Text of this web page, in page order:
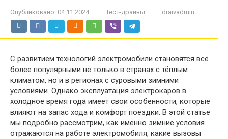
Опубликовано: 04.11.2024 Тест-драйвы draivadmin
С развитием технологий электромобили становятся всё
более популярными не только в странах с тёплым
климатом, но и в регионах с суровыми зимними
условиями. Однако эксплуатация электрокаров в
холодное время года имеет свои особенности, которые
влияют на запас хода и комфорт поездки. В этой статье
мы подробно рассмотрим, как именно зимние условия
отражаются на работе электромобиля, какие вызовы